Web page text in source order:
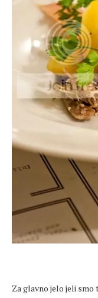
Za glavno jelo jeli smo